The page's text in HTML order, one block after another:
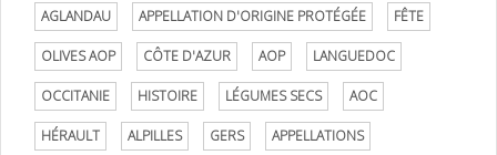
AGLANDAU APPELLATION D'ORIGINE PROTÉGÉE FÊTE
OLIVES AOP CÔTE D'AZUR AOP LANGUEDOC
OCCITANIE HISTOIRE LÉGUMES SECS AOC
HÉRAULT ALPILLES GERS APPELLATIONS